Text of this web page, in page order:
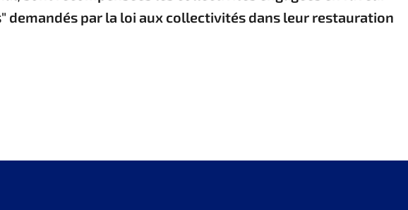
par la loi aux collectivités dans leur restauration